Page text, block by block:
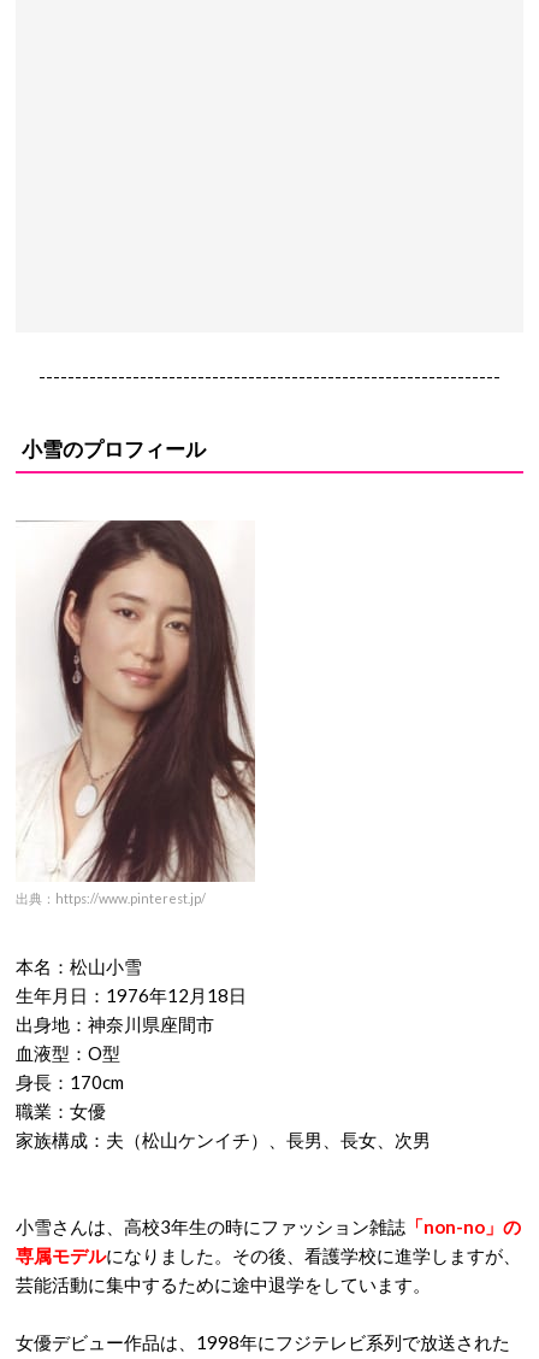
----------------------------------------------------------------
小雪のプロフィール
出典：https://www.pinterest.jp/
本名：松山小雪
生年月日：1976年12月18日
出身地：神奈川県座間市
血液型：O型
身長：170cm
職業：女優
家族構成：夫（松山ケンイチ）、長男、長女、次男
小雪さんは、高校3年生の時にファッション雑誌 「non-no」の
専属モデルになりました。その後、看護学校に進学しますが、
芸能活動に集中するために途中退学をしています。
女優デビュー作品は、1998年にフジテレビ系列で放送された